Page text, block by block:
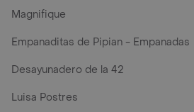
Magnifique
Empanaditas de Pipian - Empanadas
Desayunadero de la 42
Luisa Postres